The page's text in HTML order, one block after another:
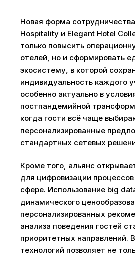
Новая форма
Hospitality и Elegant Hotel
только повысить
отелей, но и сформировать
экосистему, в которой
индивидуальность каждого
особенно актуально в
постпандемийной
когда гости всё чаще
персонализированные
стандартных сетевых
Кроме того, альянс
для цифровизации
сфере. Использование big
динамического
персонализированных
анализа поведения гостей
приоритетных направлений.
технологий позволяет не